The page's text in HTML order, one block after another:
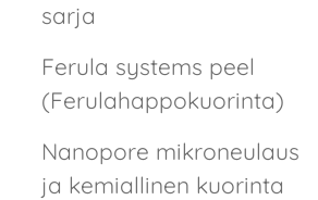
sarja
Ferula systems peel
(Ferulahappokuorinta)
Nanopore mikroneulaus
ja kemiallinen kuorinta